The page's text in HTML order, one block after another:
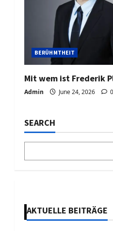
BERÜHMTHEIT
Mit wem ist Frederik
Admin June 24, 2026 0
SEARCH
AKTUELLE BEITRÄGE